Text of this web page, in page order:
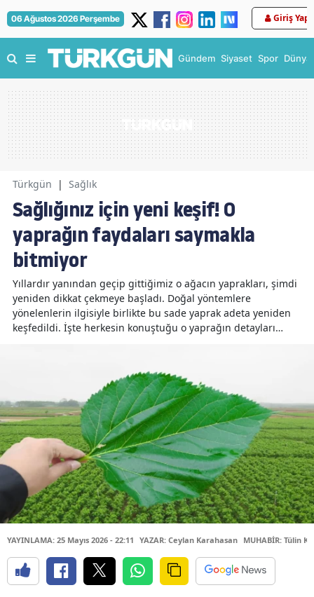
06 Ağustos 2026 Perşembe Giriş Yap
Gündem Siyaset Spor Dünya
Türkgün | Sağlık
Sağlığınız için yeni keşif! O
yaprağın faydaları saymakla
bitmiyor
Yıllardır yanından geçip gittiğimiz o ağacın yaprakları, şimdi
yeniden dikkat çekmeye başladı. Doğal yöntemlere
yönelenlerin ilgisiyle birlikte bu sade yaprak adeta yeniden
keşfedildi. İşte herkesin konuştuğu o yaprağın detayları…
YAYINLAMA: 25 Mayıs 2026 - 22:11 YAZAR: Ceylan Karahasan MUHABİR: Tülin